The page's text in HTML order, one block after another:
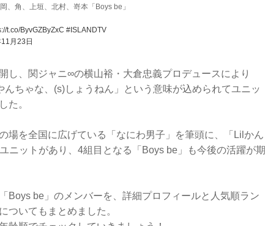
、角、上垣、北村、嵜本「Boys be」
t.co/ByvGZByZxC #ISLANDTV
月23日
し、関ジャニ∞の横山裕・大倉忠義プロデュースにより
んちゃな、(s)しょうねん」という意味が込められてユニッ
た。
場を全国に広げている「なにわ男子」を筆頭に、「Lilかん
ニットがあり、4組目となる「Boys be」も今後の活躍が期
Boys be」のメンバーを、詳細プロフィールと人気順ラン
ついてもまとめました。